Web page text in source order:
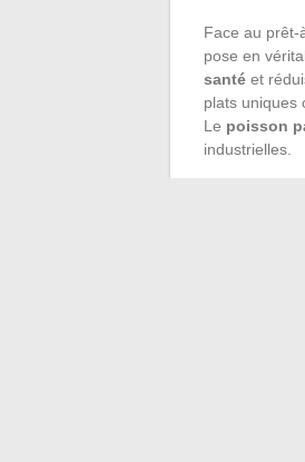
Face au prêt-
pose en
santé et
plats uniques
Le poisson
industrielles.